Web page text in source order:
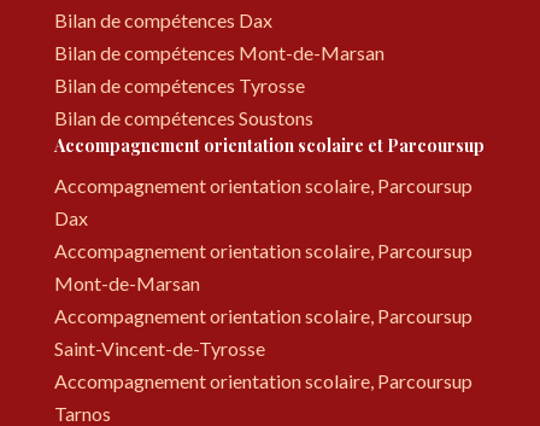
Bilan de compétences Dax
Bilan de compétences Mont-de-Marsan
Bilan de compétences Tyrosse
Bilan de compétences Soustons
Accompagnement orientation scolaire et Parcoursup
Accompagnement orientation scolaire, Parcoursup
Dax
Accompagnement orientation scolaire, Parcoursup
Mont-de-Marsan
Accompagnement orientation scolaire, Parcoursup
Saint-Vincent-de-Tyrosse
Accompagnement orientation scolaire, Parcoursup
Tarnos